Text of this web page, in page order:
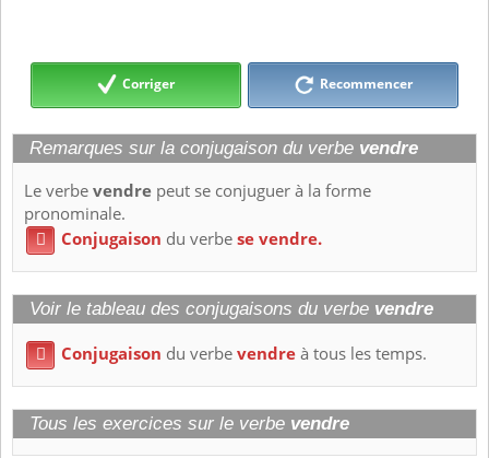
Corriger Recommencer
Remarques sur la conjugaison du verbe vendre
Le verbevendre peut se conjuguer à la forme
pronominale.
 Conjugaison du verbese vendre.
Voir le tableau des conjugaisons du verbe vendre
 Conjugaison du verbevendreà tous les temps.
Tous les exercices sur le verbe vendre